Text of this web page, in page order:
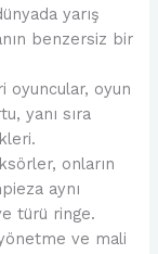
yarış
benzersiz bir
oyuncular, oyun
yanı sıra
onların
aynı
türü ringe.
ve mali